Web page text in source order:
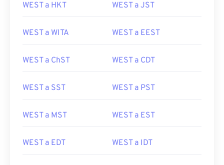
WEST a HKT WEST a JST
WEST a WITA WEST a EEST
WEST a ChST WEST a CDT
WEST a SST WEST a PST
WEST a MST WEST a EST
WEST a EDT WEST a IDT